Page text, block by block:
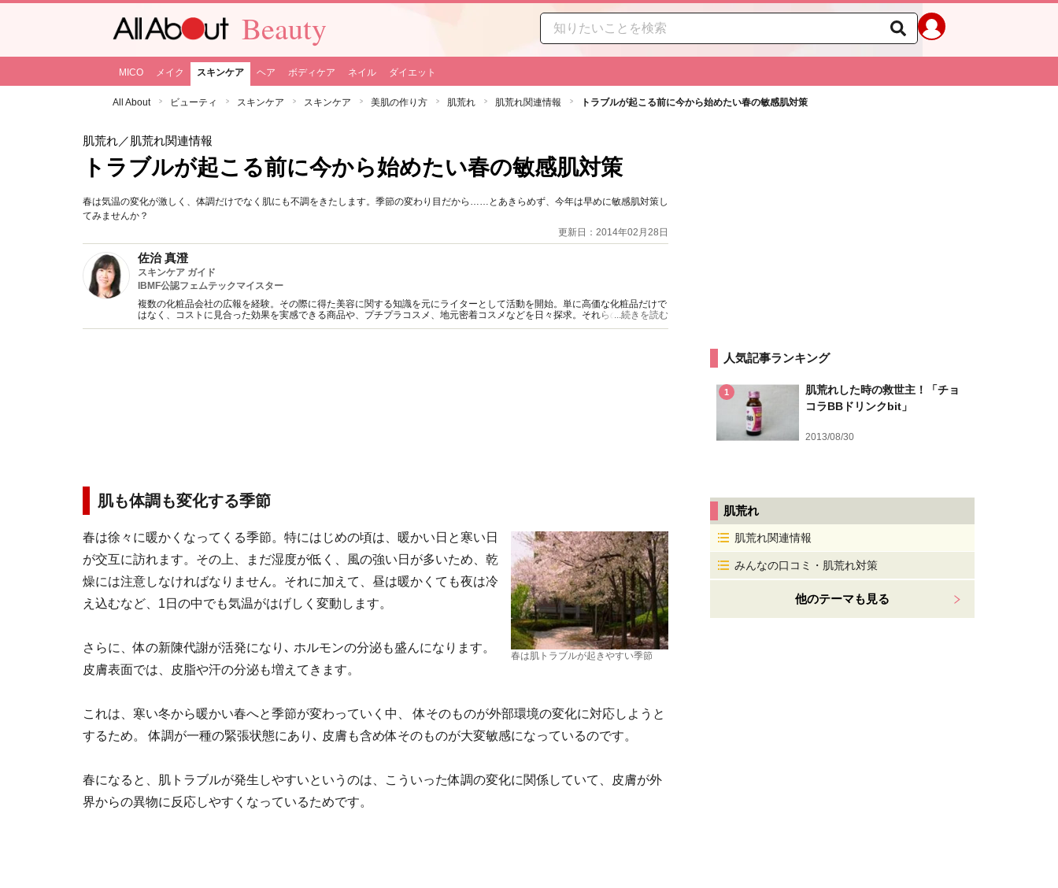
Beauty
MICO メイク スキンケア ヘア ボディケア ネイル ダイエット
All About ビューティ スキンケア スキンケア 美肌の作り方 肌荒れ 肌荒れ関連情報 トラブルが起こる前に今から始めたい春の敏感肌対策
肌荒れ／肌荒れ関連情報
トラブルが起こる前に今から始めたい春の敏感肌対策
春は気温の変化が激しく、体調だけでなく肌にも不調をきたします。季節の変わり目だから……とあきらめず、今年は早めに敏感肌対策し
てみませんか？
更新日：2014年02月28日
佐治 真澄
スキンケア ガイド
IBMF公認フェムテックマイスター
複数の化粧品会社の広報を経験。その際に得た美容に関する知識を元にライターとして活動を開始。単に高価な化粧品だけで
はなく、コストに見合った効果を実感できる商品や、プチプラコスメ、地元密着コスメなどを日々探求。それらの商品を、自
分の肌で試しているときが一番幸せを感じる自称コスメマニア。
...続きを読む
肌も体調も変化する季節
春は肌トラブルが起きやすい季節
春は徐々に暖かくなってくる季節。特にはじめの頃は、暖かい日と寒い日
が交互に訪れます。その上、まだ湿度が低く、風の強い日が多いため、乾
燥には注意しなければなりません。それに加えて、昼は暖かくても夜は冷
え込むなど、1日の中でも気温がはげしく変動します。
さらに、体の新陳代謝が活発になり､ ホルモンの分泌も盛んになります。
皮膚表面では、皮脂や汗の分泌も増えてきます。
これは、寒い冬から暖かい春へと季節が変わっていく中、 体そのものが外部環境の変化に対応しようと
するため。 体調が一種の緊張状態にあり､ 皮膚も含め体そのものが大変敏感になっているのです。
春になると、肌トラブルが発生しやすいというのは、こういった体調の変化に関係していて、皮膚が外
界からの異物に反応しやすくなっているためです。
人気記事ランキング
1
肌荒れした時の救世主！「チョ
コラBBドリンクbit」
2013/08/30
肌荒れ
肌荒れ関連情報
みんなの口コミ・肌荒れ対策
他のテーマも見る